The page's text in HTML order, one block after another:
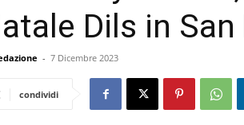
Dils in San
- 7 Dicembre 2023
condividi